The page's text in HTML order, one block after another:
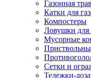
Газонная
Катки для
Компостеры
Ловушки для
Мусорные
Сетки и
Тележки-